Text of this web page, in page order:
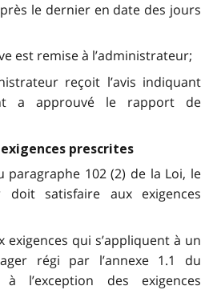
le dernier en date des jours
est remise à l’administrateur;
reçoit l’avis indiquant
a approuvé le rapport de
prescrites
paragraphe 102 (2) de la Loi, le
satisfaire aux exigences
exigences qui s’appliquent à un
régi par l’annexe 1.1 du
l’exception des exigences